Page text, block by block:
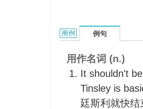
Tinsley的用法和样例：
例句
用作名词 (n.)
It shouldn't
Tinsley is
廷斯利就快